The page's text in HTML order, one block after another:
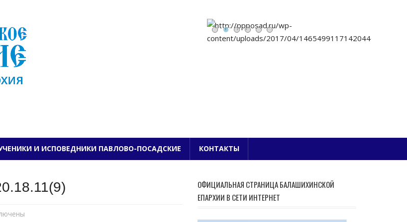
ПАВЛОВО-ПОСАДСКОЕ БЛАГОЧИНИЕ
И ИСПОВЕДНИКИ ПАВЛОВО-ПОСАДСКИЕ КОНТАКТЫ
ОФИЦИАЛЬНАЯ СТРАНИЦА БАЛАШИХИНСКОЙ
ЕПАРХИИ В СЕТИ ИНТЕРНЕТ